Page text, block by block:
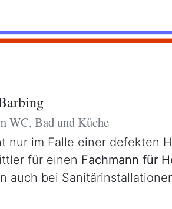
WC, Bad und Küche
nur im Falle einer defekten
für einen Fachmann für
auch bei